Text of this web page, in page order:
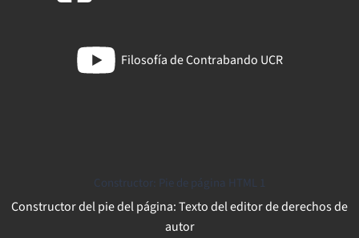
Filosofía de Contrabando UCR
Constructor: Pie de página HTML 1
Constructor del pie del página: Texto del editor de derechos de
autor